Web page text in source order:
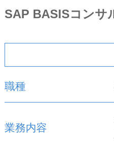
SAP BASISコンサ
職種
業務内容